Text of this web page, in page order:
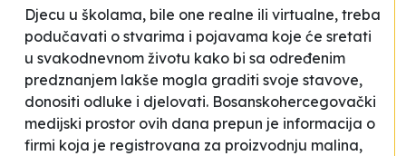
Djecu u školama, bile one realne ili virtualne, treba
podučavati o stvarima i pojavama koje će sretati
u svakodnevnom životu kako bi sa određenim
predznanjem lakše mogla graditi svoje stavove,
donositi odluke i djelovati. Bosanskohercegovački
medijski prostor ovih dana prepun je informacija o
firmi koja je registrovana za proizvodnju malina,